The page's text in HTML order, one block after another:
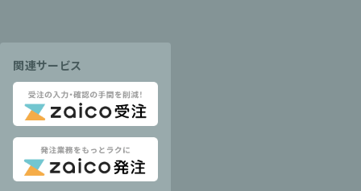
関連サービス